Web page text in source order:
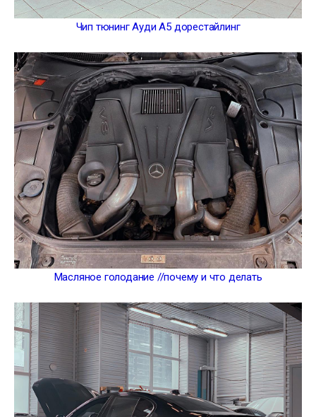
Чип тюнинг Ауди А5 дорестайлинг
Масляное голодание //почему и что делать